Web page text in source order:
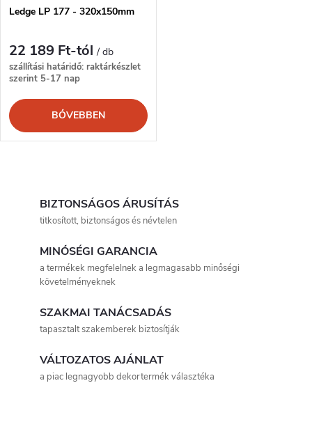
Ledge LP 177 - 320x150mm
22 189 Ft-tól/ db
szállítási határidő: raktárkészlet
szerint 5-17 nap
BŐVEBBEN
BIZTONSÁGOS ÁRUSÍTÁS
titkosított, biztonságos és névtelen
MINŐSÉGI GARANCIA
a termékek megfelelnek a legmagasabb minőségi
követelményeknek
SZAKMAI TANÁCSADÁS
tapasztalt szakemberek biztosítják
VÁLTOZATOS AJÁNLAT
a piac legnagyobb dekortermék választéka